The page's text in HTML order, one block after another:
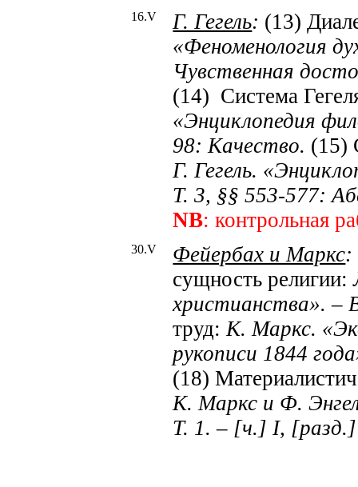
16.V Г. Гегель: (13)
«Феноменология
Чувственная
(14) Система
«Энциклопедия
98: Качество. (15)
Г. Гегель.
Т. 3, §§ 553-577:
NB: контрольная
30.V Фейербах и Маркс:
сущность религии:
христианства». –
труд:К. Маркс.
рукописи 1844
(18)
К. Маркс и Ф.
Т. 1. – [ч.]I, [разд.]